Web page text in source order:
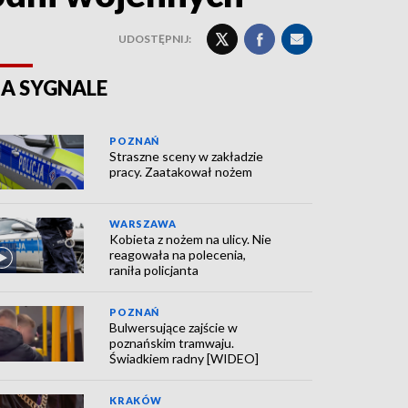
UDOSTĘPNIJ:
SYGNALE
POZNAŃ
Straszne sceny w zakładzie
pracy. Zaatakował nożem
WARSZAWA
Kobieta z nożem na ulicy. Nie
reagowała na polecenia,
raniła policjanta
POZNAŃ
Bulwersujące zajście w
poznańskim tramwaju.
Świadkiem radny [WIDEO]
KRAKÓW